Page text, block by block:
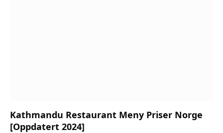
Kathmandu Restaurant Meny Priser Norge
[Oppdatert 2024]